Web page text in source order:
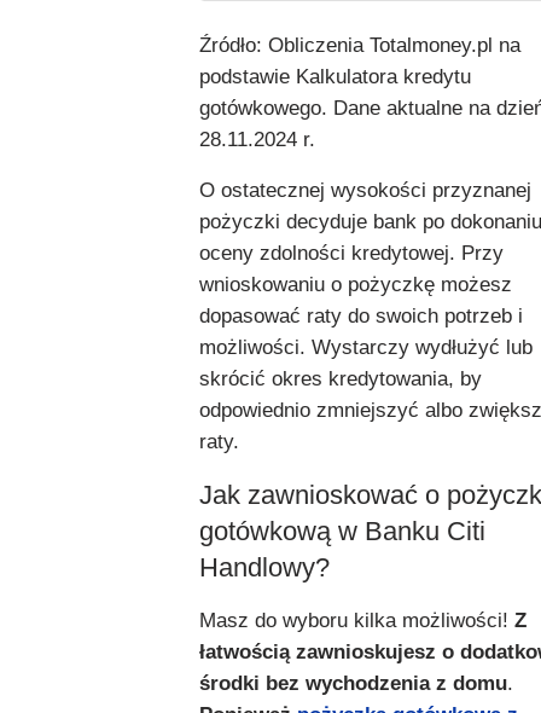
Źródło: Obliczenia Totalmoney.pl na
podstawie Kalkulatora kredytu
gotówkowego. Dane aktualne na
28.11.2024 r.
O ostatecznej wysokości przyznanej
pożyczki decyduje bank po dokonaniu
oceny zdolności kredytowej. Przy
wnioskowaniu o pożyczkę możesz
dopasować raty do swoich potrzeb i
możliwości. Wystarczy wydłużyć lub
skrócić okres kredytowania, by
odpowiednio zmniejszyć albo
raty.
Jak zawnioskować o
gotówkową w Banku Citi
Handlowy?
Masz do wyboru kilka możliwości! Z
łatwością zawnioskujesz o
środki bez wychodzenia z domu.